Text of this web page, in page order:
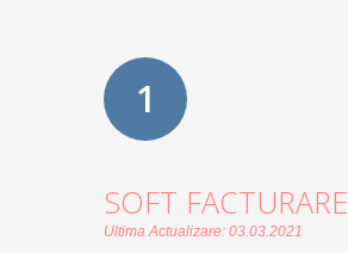
1
SOFT FACTURARE
Ultima Actualizare: 03.03.2021